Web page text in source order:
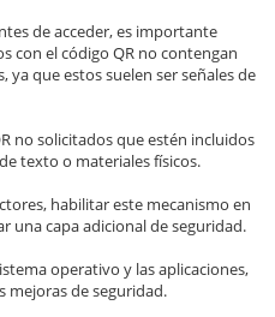
de acceder, es importante
con el código QR no contengan
que estos suelen ser señales de
no solicitados que estén incluidos
texto o materiales físicos.
habilitar este mecanismo en
una capa adicional de seguridad.
operativo y las aplicaciones,
mejoras de seguridad.